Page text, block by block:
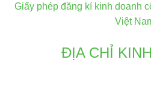
Giấy phép đăng kí kinh doanh
Việt
ĐỊA CHỈ